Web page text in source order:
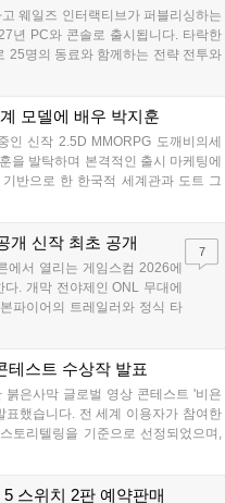
이다....
웨일즈 인터랙티브가 퍼블리싱하는
년 PC와 콘솔로 출시됩니다. 타락한
25명의 동료와 함께하는 전략 전투와
타터 펀딩을 성공적으로 마친 이 게
모델에 배우 박지훈
인 신작 2.5D MMORPG 도깨비의세
을 발탁하며 본격적인 출시 마케팅에
반으로 한 한국적 세계관과 도트 그
을 시작으로 9월에는 쇼케이스를 통
임의 독창적인 재미를 알릴 계획이
개 신작 최초 공개
에서 열리는 게임스컴 2026에
. 개막 전야제인 ONL 무대에
파이어의 트레일러와 정식 타
온2는 9월 30일 얼리액세스를
가 개발 중인 길드워3는 B2B
대하고 신작에 대한 기대감을
7
테스트 수상작 발표
은사막 글로벌 영상 콘테스트 '비욘
표했습니다. 전 세계 이용자가 참여한
토리텔링을 기준으로 선정되었으며,
원' 초청 혜택과 기념 주화 및 굿즈가
드벤처 게임으로 기대를 모으고 있습
스위치 2판 예약판매